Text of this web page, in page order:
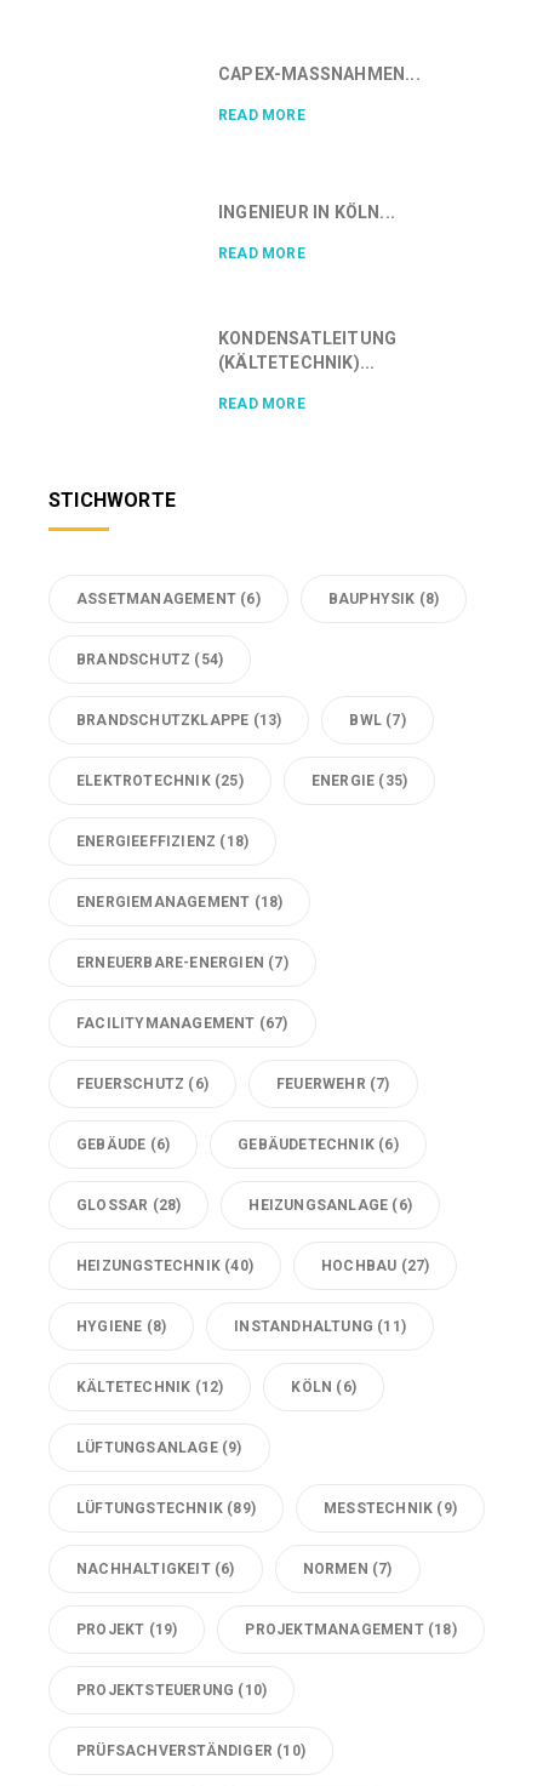
CAPEX-MASSNAHMEN...
READ MORE
INGENIEUR IN KÖLN...
READ MORE
KONDENSATLEITUNG
(KÄLTETECHNIK)...
READ MORE
STICHWORTE
ASSETMANAGEMENT (6) BAUPHYSIK (8)
BRANDSCHUTZ (54)
BRANDSCHUTZKLAPPE (13) BWL (7)
ELEKTROTECHNIK(25) ENERGIE (35)
ENERGIEEFFIZIENZ (18)
ENERGIEMANAGEMENT (18)
ERNEUERBARE-ENERGIEN (7)
FACILITYMANAGEMENT (67)
FEUERSCHUTZ (6) FEUERWEHR (7)
GEBÄUDE (6) GEBÄUDETECHNIK (6)
GLOSSAR (28) HEIZUNGSANLAGE (6)
HEIZUNGSTECHNIK (40) HOCHBAU (27)
HYGIENE (8) INSTANDHALTUNG (11)
KÄLTETECHNIK (12) KÖLN (6)
LÜFTUNGSANLAGE(9)
LÜFTUNGSTECHNIK (89) MESSTECHNIK (9)
NACHHALTIGKEIT(6) NORMEN (7)
PROJEKT (19) PROJEKTMANAGEMENT(18)
PROJEKTSTEUERUNG (10)
PRÜFSACHVERSTÄNDIGER (10)